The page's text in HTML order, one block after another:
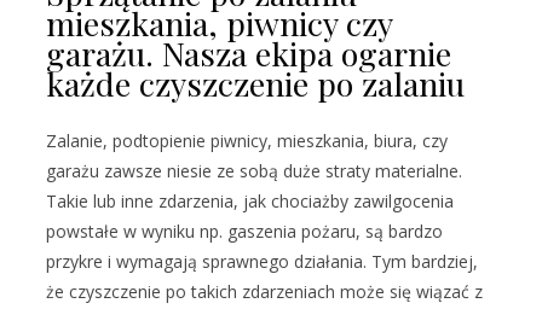
mieszkania, piwnicy czy
garażu. Nasza ekipa ogarnie
każde czyszczenie po zalaniu
Zalanie, podtopienie piwnicy, mieszkania, biura, czy
garażu zawsze niesie ze sobą duże straty materialne.
Takie lub inne zdarzenia, jak chociażby zawilgocenia
powstałe w wyniku np. gaszenia pożaru, są bardzo
przykre i wymagają sprawnego działania. Tym bardziej,
że czyszczenie po takich zdarzeniach może się wiązać z